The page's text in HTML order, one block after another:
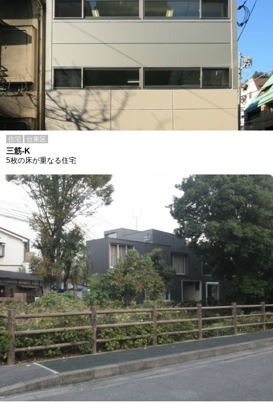
住宅 台東区
三筋-K
5枚の床が重なる住宅